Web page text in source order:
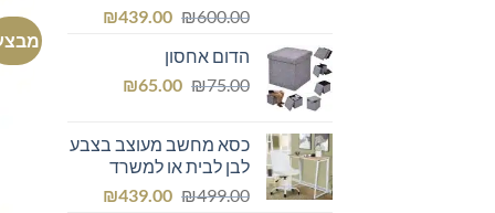
₪600.00
המחיר
היה:
₪600.00.
₪439.00
המחיר
הדום אחסון
₪75.00
המחיר
₪75.00.
₪65.00
המחיר
₪65.00.
כסא מחשב מעוצב בצבע
לבן לבית או למשרד
₪499.00
המחיר ₪439.00
המחיר